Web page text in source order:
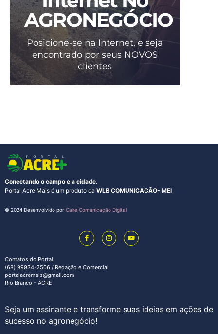
AGRONEGÓCIO
Posicione-se na Internet, e seja
encontrado por seus NOVOS
clientes
Conectando o campo e a cidade.
Portal Acre Mais é um produto da WLB COMUNICACÃO- MEI
© 2024 Desenvolvido por Cake Comunicação Digital
Contatos do Portal:
(68) 99934-2506 / Redação e Comercial
portalacremais@gmail.com
Rio Branco – ACRE
Seja um assinante e transforme suas ideias em ações de
sucesso no agronegócio!